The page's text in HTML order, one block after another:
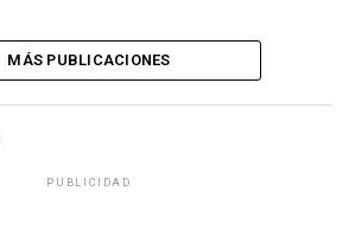
MÁS PUBLICACIONES
PUBLICIDAD